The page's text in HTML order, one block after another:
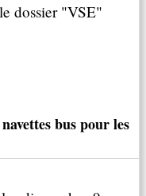
dossier "VSE"
bus pour les